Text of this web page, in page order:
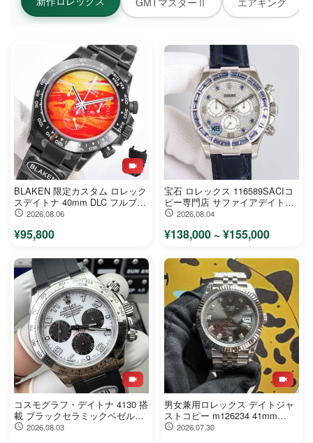
BLAKEN 限定カスタム ロレック
スデイトナ 40mm DLC フルブラ
ック 7750 ムーブメント
2026.08.06
¥95,800
宝石 ロレックス 116589SACIコ
ピー専門店 サファイアデイトナ
40mm フルダイヤ
2026.08.04
¥138,000 ~ ¥155,000
コスモグラフ・デイトナ 4130 搭
載 ブラックセラミックベゼル
116519LN-22
2026.08.03
男女兼用ロレックス デイトジャ
ストコピー m126234 41mm
Cal.3235 ダイヤインデックス
2026.07.30